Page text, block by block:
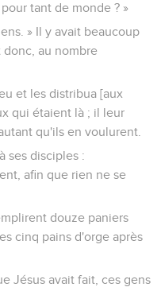
tant de monde ? »
» Il y avait beaucoup
donc, au nombre
et les distribua [aux
qui étaient là ; il leur
qu'ils en voulurent.
ses disciples :
afin que rien ne se
douze paniers
cinq pains d'orge après
Jésus avait fait, ces gens